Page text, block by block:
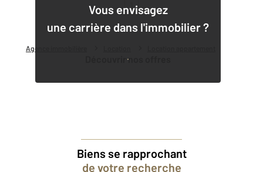
Agence immobilière
Vous envisagez
une carrière dans l'immobilier ?
Découvrir nos offres
Biens se rapprochant
de votre recherche